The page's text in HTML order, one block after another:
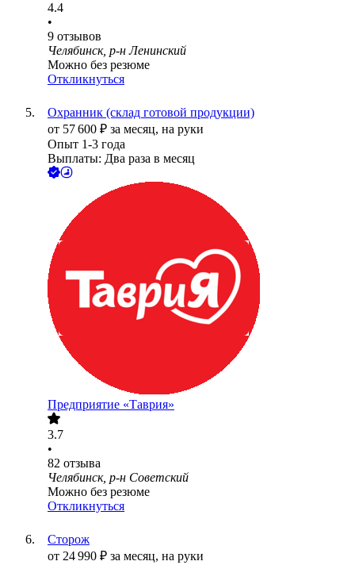
4.4
•
9 отзывов
Челябинск, р-н Ленинский
Можно без резюме
Откликнуться
Охранник (склад готовой продукции)
от 57 600 ₽ за месяц, на руки
Опыт 1-3 года
Выплаты: Два раза в месяц
Предприятие «Таврия»
3.7
•
82 отзыва
Челябинск, р-н Советский
Можно без резюме
Откликнуться
Сторож
от 24 990 ₽ за месяц, на руки